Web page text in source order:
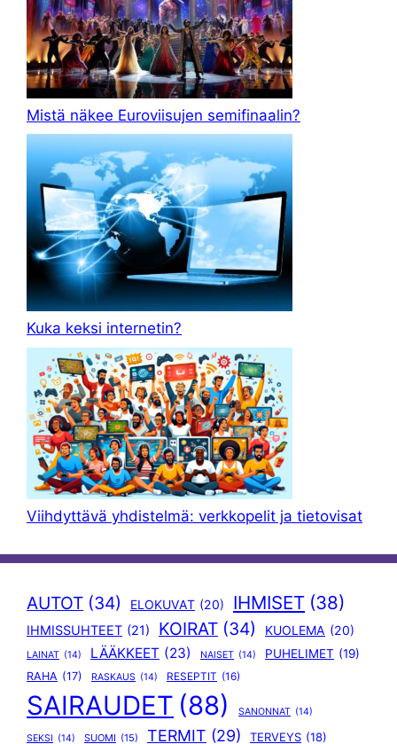
Mistä näkee Euroviisujen semifinaalin?
Kuka keksi internetin?
Viihdyttävä yhdistelmä: verkkopelit ja tietovisat
AUTOT (34) ELOKUVAT (20) IHMISET (38)
IHMISSUHTEET (21) KOIRAT (34) KUOLEMA (20)
LAINAT (14) LÄÄKKEET (23) NAISET (14) PUHELIMET (19)
RAHA (17) RASKAUS (14) RESEPTIT (16)
SAIRAUDET (88) SANONNAT (14)
SEKSI (14) SUOMI (15) TERMIT (29) TERVEYS (18)